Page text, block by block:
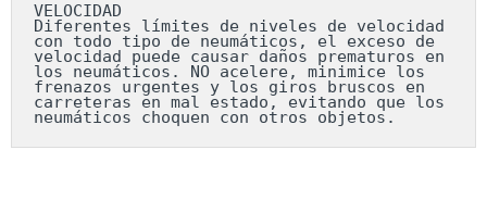
VELOCIDAD
Diferentes límites de niveles de velocidad
con todo tipo de neumáticos, el exceso de
velocidad puede causar daños prematuros en
los neumáticos. NO acelere, minimice los
frenazos urgentes y los giros bruscos en
carreteras en mal estado, evitando que los
neumáticos choquen con otros objetos.